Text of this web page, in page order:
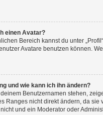
einen Avatar?
Bereich kannst du unter
Avatare benutzen können.
und wie kann ich ihn ändern?
Benutzernamen stehen,
Ranges nicht direkt ändern, da
und ein Moderator oder